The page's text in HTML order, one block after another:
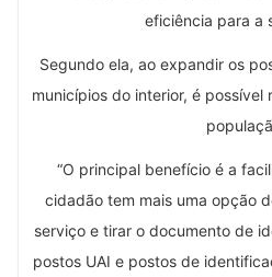
eficiência para a
Segundo ela, ao expandir os
municípios do interior, é
“O principal benefício é a
cidadão tem mais uma opção
serviço e tirar o documento de
postos UAI e postos de